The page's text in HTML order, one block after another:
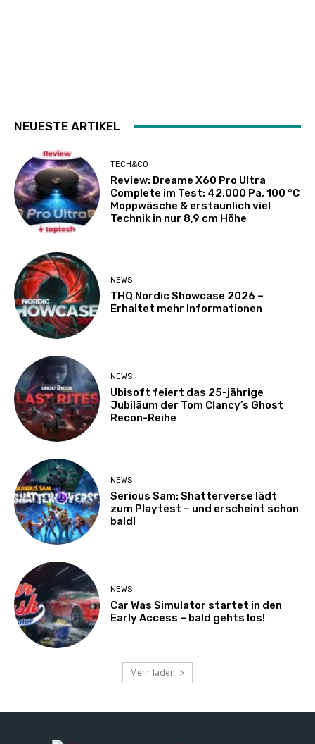
NEUESTE ARTIKEL
TECH&CO
Review: Dreame X60 Pro Ultra
Complete im Test: 42.000 Pa, 100 °C
Moppwäsche & erstaunlich viel
Technik in nur 8,9 cm Höhe
NEWS
THQ Nordic Showcase 2026 –
Erhaltet mehr Informationen
NEWS
Ubisoft feiert das 25-jährige
Jubiläum der Tom Clancy’s Ghost
Recon-Reihe
NEWS
Serious Sam: Shatterverse lädt
zum Playtest – und erscheint schon
bald!
NEWS
Car Was Simulator startet in den
Early Access – bald gehts los!
Mehr laden